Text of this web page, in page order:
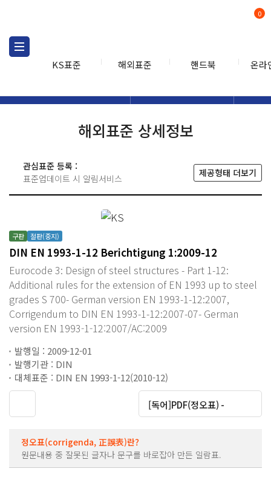
KS표준 해외표준 핸드북 온라
0
해외표준 상세정보
관심표준 등록 :
표준업데이트 시 알림서비스
제공형태 더보기
구판 절판(중지)
DIN EN 1993-1-12 Berichtigung 1:2009-12
Eurocode 3: Design of steel structures - Part 1-12:
Additional rules for the extension of EN 1993 up to steel
grades S 700- German version EN 1993-1-12:2007,
Corrigendum to DIN EN 1993-1-12:2007-07- German
version EN 1993-1-12:2007/AC:2009
발행일 : 2009-12-01
발행기관 : DIN
대체표준 : DIN EN 1993-1-12(2010-12)
[독어]PDF(정오표) -
정오표(corrigenda, 正誤表)란?
원문내용 중 잘못된 글자나 문구를 바로잡아 만든 일람표.